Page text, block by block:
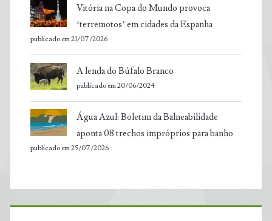
Vitória na Copa do Mundo provoca
‘terremotos’ em cidades da Espanha
publicado em 21/07/2026
A lenda do Búfalo Branco
publicado em 20/06/2024
Água Azul: Boletim da Balneabilidade
aponta 08 trechos impróprios para banho
publicado em 25/07/2026